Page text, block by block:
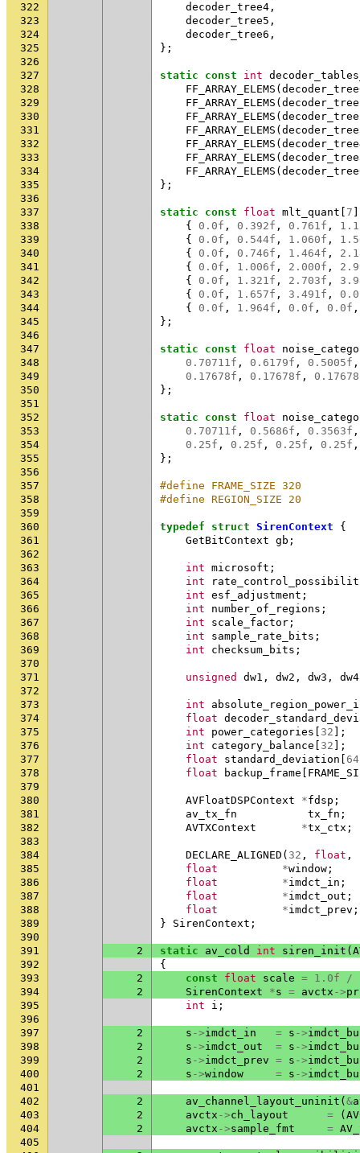
322
decoder_tree4 ,
323
decoder_tree5 ,
324
decoder_tree6 ,
325
};
326
327
static const int
328
FF_ARRAY_ELEMS (
329
FF_ARRAY_ELEMS (
330
FF_ARRAY_ELEMS (
331
FF_ARRAY_ELEMS (
332
FF_ARRAY_ELEMS (
333
FF_ARRAY_ELEMS (
334
FF_ARRAY_ELEMS (
335
};
336
337
static const float mlt_quant 7
338
{ 0.0f , 0.392f , 0.761f ,
339
{ 0.0f , 0.544f , 1.060f ,
340
{ 0.0f , 0.746f , 1.464f ,
341
{ 0.0f , 1.006f , 2.000f ,
342
{ 0.0f , 1.321f , 2.703f ,
343
{ 0.0f , 1.657f , 3.491f ,
344
{ 0.0f , 1.964f , 0.0f , 0.0f ,
345
};
346
347
static const float
348
0.70711f , 0.6179f , 0.5005f ,
349
0.17678f , 0.17678f ,
350
};
351
352
static const float
353
0.70711f , 0.5686f , 0.3563f ,
354
0.25f , 0.25f , 0.25f , 0.25f ,
355
};
356
357
#define FRAME_SIZE 320
358
#define REGION_SIZE 20
359
360
typedef struct SirenContext
{
361
GetBitContext gb ;
362
363
int microsoft ;
364
int
365
int esf_adjustment ;
366
int number_of_regions ;
367
int scale_factor ;
368
int sample_rate_bits ;
369
int checksum_bits ;
370
371
unsigned dw1 , dw2 , dw3 , dw4
372
373
int
374
float
375
int power_categories 32 ];
376
int category_balance 32 ];
377
float standard_deviation 64
378
float backup_frame
379
380
AVFloatDSPContext *fdsp ;
381
av_tx_fn tx_fn ;
382
AVTXContext *tx_ctx ;
383
384
DECLARE_ALIGNED ( 32 , float ,
385
float *window ;
386
float *imdct_in ;
387
float *imdct_out ;
388
float *imdct_prev ;
389
} SirenContext ;
390
391
2 static av_cold int siren_init (
392
{
393
2 const float scale = 1.0f /
394
2 SirenContext *s = avctx ->
395
int i ;
396
397
2 s ->imdct_in = s ->
398
2 s ->imdct_out = s ->
399
2 s ->imdct_prev = s ->
400
2 s ->window = s ->
401
402
2 av_channel_layout_uninit ( &
403
2 avctx ->ch_layout = (
404
2 avctx ->sample_fmt =
405